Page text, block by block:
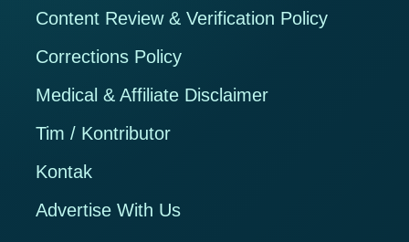
Content Review & Verification Policy
Corrections Policy
Medical & Affiliate Disclaimer
Tim / Kontributor
Kontak
Advertise With Us